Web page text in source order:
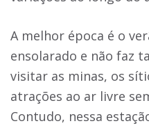
A melhor época é o
ensolarado e não faz
visitar as minas, os
atrações ao ar livre
Contudo, nessa